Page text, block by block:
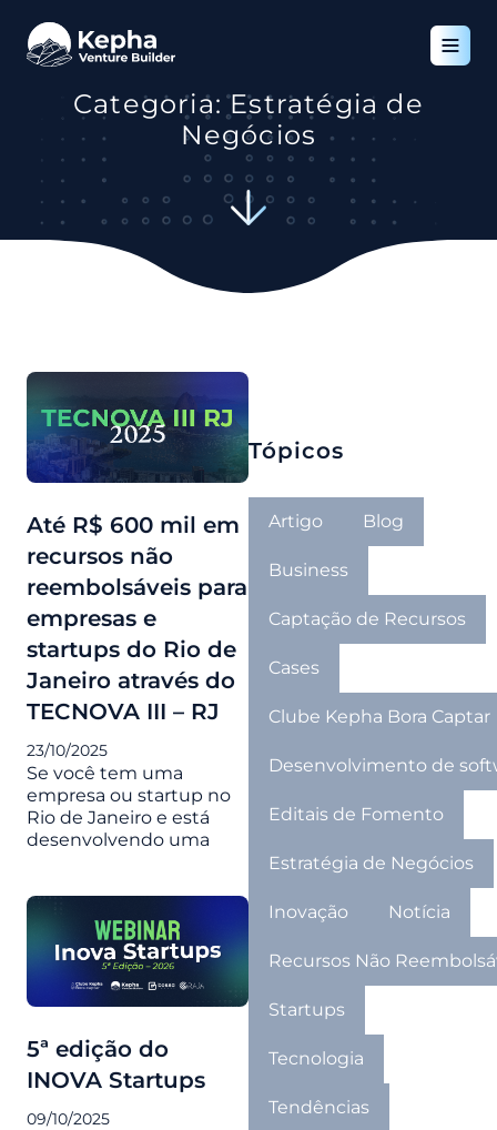
Categoria: Estratégia de
Negócios
Até R$ 600 mil em
recursos não
reembolsáveis para
empresas e
startups do Rio de
Janeiro através do
TECNOVA III – RJ
23/10/2025
Se você tem uma
empresa ou startup no
Rio de Janeiro e está
desenvolvendo uma
5ª edição do
INOVA Startups
09/10/2025
Tópicos
Artigo Blog
Business
Captação de Recursos
Cases
Clube Kepha Bora Captar
Desenvolvimento de
Editais de Fomento
Estratégia de Negócios
Inovação Notícia
Recursos Não
Startups
Tecnologia
Tendências